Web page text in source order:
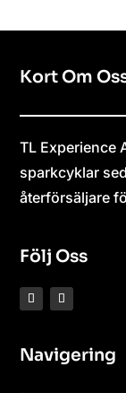
Kort Om
TL Experience
sparkcyklar
återförsäljare
Följ Oss
Navigering